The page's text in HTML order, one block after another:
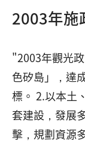
2003年施
"2003年觀光
色矽島」，達
標。 2.以本土
套建設，發展
擊，規劃資源